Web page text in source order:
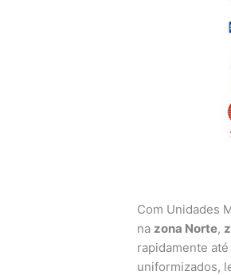
Com Unidades
na zona Norte,
rapidamente
uniformizados,